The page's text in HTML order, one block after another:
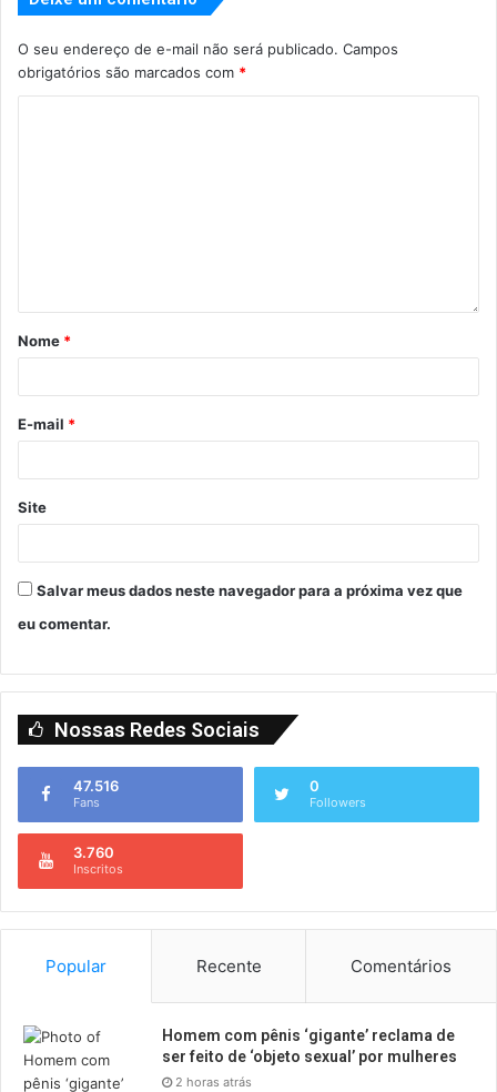
O seu endereço de e-mail não será publicado. Campos
obrigatórios são marcados com *
Nome *
E-mail *
Site
Salvar meus dados neste navegador para a próxima vez que
eu comentar.
Nossas Redes Sociais
47.516
Fans
0
Followers
3.760
Inscritos
Popular Recente Comentários
Homem com pênis ‘gigante’ reclama de
ser feito de ‘objeto sexual’ por mulheres
2 horas atrás